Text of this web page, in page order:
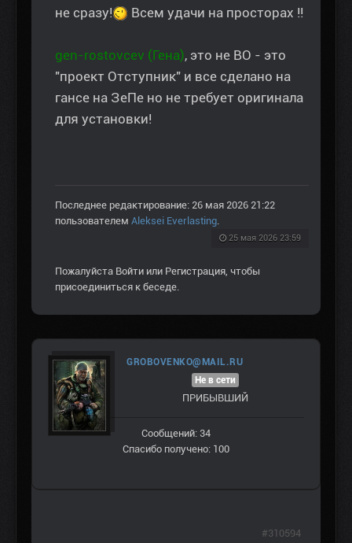
не сразу!
Всем удачи на просторах !!
gen-rostovcev (Гена), это не ВО - это
"проект Отступник" и все сделано на
гансе на ЗеПе но не требует оригинала
для установки!
Последнее редактирование: 26 мая 2026 21:22
пользователем Aleksei Everlasting
25 мая 2026 23:59
Пожалуйста Войти или Регистрация , чтобы
присоединиться к беседе.
GROBOVENKO@MAIL.RU
Не в сети
ПРИБЫВШИЙ
Сообщений: 34
Спасибо получено: 100
#310594